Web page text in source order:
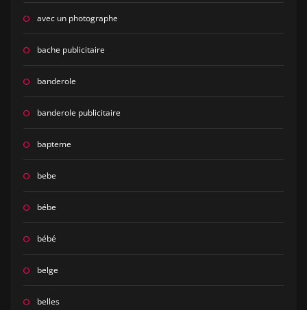
avec un photographe
bache publicitaire
banderole
banderole publicitaire
bapteme
bebe
bébe
bébé
belge
belles